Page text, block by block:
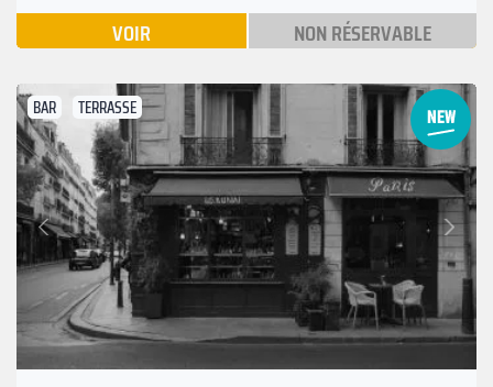
VOIR NON RÉSERVABLE
BAR TERRASSE
Précédent
Suivant